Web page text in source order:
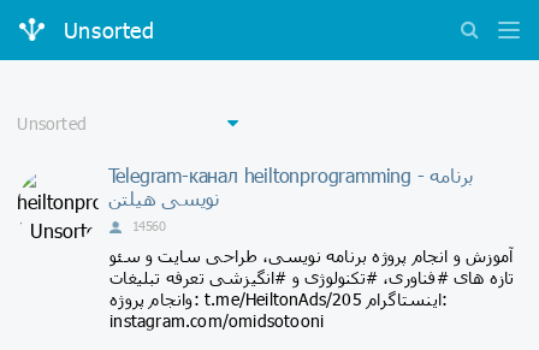
Unsorted
Telegram-канал heiltonprogramming - برنامه
نویسی هیلتن
14560
آموزش و انجام پروژه برنامه نویسی، طراحی سایت و سئو
تازه های #فناوری، #تکنولوژی و #انگیزشی تعرفه تبلیغات
وانجام پروژه: t.me/HeiltonAds/205 اینستاگرام:
instagram.com/omidsotooni